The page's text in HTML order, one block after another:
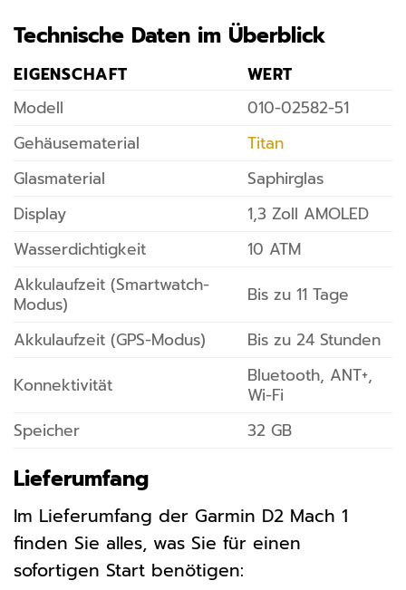
Technische Daten im Überblick
EIGENSCHAFT
WERT
Modell
010-02582-51
Gehäusematerial
Titan
Glasmaterial
Saphirglas
Display
1,3 Zoll AMOLED
Wasserdichtigkeit
10 ATM
Akkulaufzeit (Smartwatch-
Modus)
Bis zu 11 Tage
Akkulaufzeit (GPS-Modus)
Bis zu 24 Stunden
Konnektivität
Bluetooth, ANT+,
Wi-Fi
Speicher
32 GB
Lieferumfang
Im Lieferumfang der Garmin D2 Mach 1
finden Sie alles, was Sie für einen
sofortigen Start benötigen: